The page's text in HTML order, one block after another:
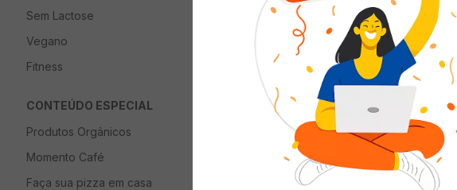
Sem Lactose
Vegano
Fitness
CONTEÚDO ESPECIAL
Produtos Orgânicos
Momento Café
Faça sua pizza em casa